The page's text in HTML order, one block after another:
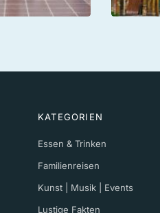
KATEGORIEN
Essen & Trinken
Familienreisen
Kunst | Musik | Events
Lustige Fakten